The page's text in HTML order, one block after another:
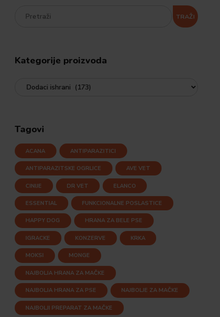
TRAŽI
Kategorije proizvoda
Tagovi
ACANA ANTIPARAZITICI
ANTIPARAZITSKE OGRLICE AVE VET
CINIJE DR VET ELANCO
ESSENTIAL FUNKCIONALNE POSLASTICE
HAPPY DOG HRANA ZA BELE PSE
IGRACKE KONZERVE KRKA
MOKSI MONGE
NAJBOLJA HRANA ZA MAČKE
NAJBOLJA HRANA ZA PSE NAJBOLJE ZA MAČKE
NAJBOLJI PREPARAT ZA MAČKE